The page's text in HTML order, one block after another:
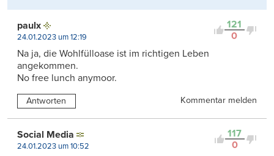
121
0
paulx
24.01.2023 um 12:19
Na ja, die Wohlfülloase ist im richtigen Leben
angekommen.
No free lunch anymoor.
Antworten Kommentar melden
117
0
Social Media
24.01.2023 um 10:52